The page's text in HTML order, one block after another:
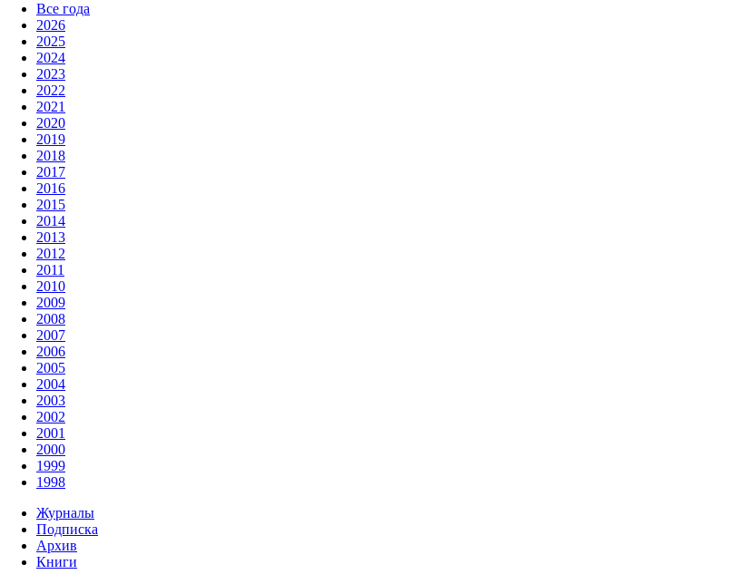
Все года
2026
2025
2024
2023
2022
2021
2020
2019
2018
2017
2016
2015
2014
2013
2012
2011
2010
2009
2008
2007
2006
2005
2004
2003
2002
2001
2000
1999
1998
Журналы
Подписка
Архив
Книги